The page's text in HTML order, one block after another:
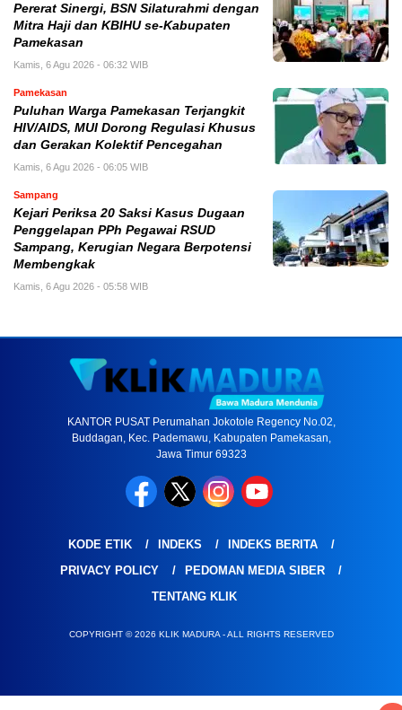
Pererat Sinergi, BSN Silaturahmi dengan
Mitra Haji dan KBIHU se-Kabupaten
Pamekasan
Kamis, 6 Agu 2026 - 06:32 WIB
Pamekasan
Puluhan Warga Pamekasan Terjangkit
HIV/AIDS, MUI Dorong Regulasi Khusus
dan Gerakan Kolektif Pencegahan
Kamis, 6 Agu 2026 - 06:05 WIB
Sampang
Kejari Periksa 20 Saksi Kasus Dugaan
Penggelapan PPh Pegawai RSUD
Sampang, Kerugian Negara Berpotensi
Membengkak
Kamis, 6 Agu 2026 - 05:58 WIB
KANTOR PUSAT Perumahan Jokotole Regency No.02,
Buddagan, Kec. Pademawu, Kabupaten Pamekasan,
Jawa Timur 69323
KODE ETIK INDEKS
INDEKS BERITA
PRIVACY POLICY
PEDOMAN MEDIA SIBER
TENTANG KLIK
COPYRIGHT © 2026 KLIK MADURA - ALL RIGHTS RESERVED